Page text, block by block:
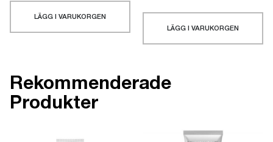
LÄGG I VARUKORGEN
LÄGG I VARUKORGEN
Rekommenderade
Produkter